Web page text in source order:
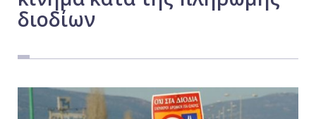
διοδίων
Τοπικά
Αγροτικά